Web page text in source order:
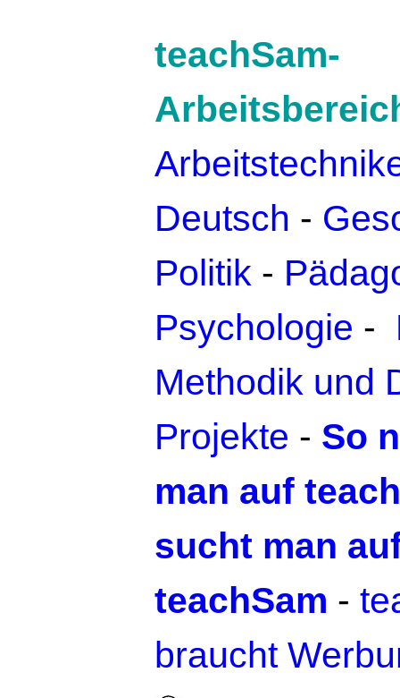
teachSam-
Deutsch -
Politik -
Psychologie -
Methodik und
Projekte - So
man auf
sucht man
teachSam -
braucht